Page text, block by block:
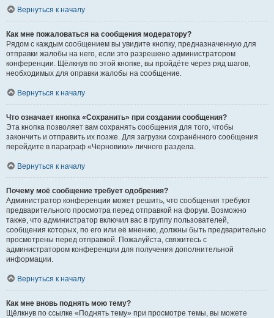
Вернуться к началу
Как мне пожаловаться на сообщения модератору?
Рядом с каждым сообщением вы увидите кнопку, предназначенную для
отправки жалобы на него, если это разрешено администратором
конференции. Щёлкнув по этой кнопке, вы пройдёте через ряд шагов,
необходимых для оправки жалобы на сообщение.
Вернуться к началу
Что означает кнопка «Сохранить» при создании сообщения?
Эта кнопка позволяет вам сохранять сообщения для того, чтобы
закончить и отправить их позже. Для загрузки сохранённого сообщения
перейдите в параграф «Черновики» личного раздела.
Вернуться к началу
Почему моё сообщение требует одобрения?
Администратор конференции может решить, что сообщения требуют
предварительного просмотра перед отправкой на форум. Возможно
также, что администратор включил вас в группу пользователей,
сообщения которых, по его или её мнению, должны быть предварительно
просмотрены перед отправкой. Пожалуйста, свяжитесь с
администратором конференции для получения дополнительной
информации.
Вернуться к началу
Как мне вновь поднять мою тему?
Щёлкнув по ссылке «Поднять тему» при просмотре темы, вы можете